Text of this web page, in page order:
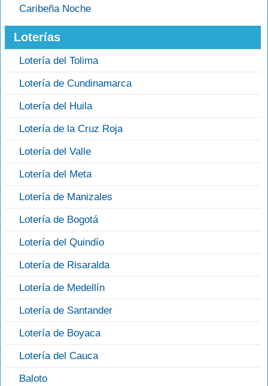
Caribeña Noche
Loterías
Lotería del Tolima
Lotería de Cundinamarca
Lotería del Huila
Lotería de la Cruz Roja
Lotería del Valle
Lotería del Meta
Lotería de Manizales
Lotería de Bogotá
Lotería del Quindío
Lotería de Risaralda
Lotería de Medellín
Lotería de Santander
Lotería de Boyaca
Lotería del Cauca
Baloto